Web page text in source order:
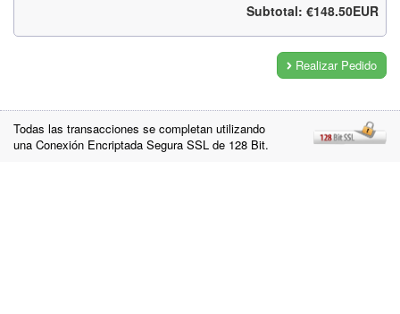
Subtotal: €148.50EUR
Realizar Pedido
Todas las transacciones se completan utilizando
una Conexión Encriptada Segura SSL de 128 Bit.